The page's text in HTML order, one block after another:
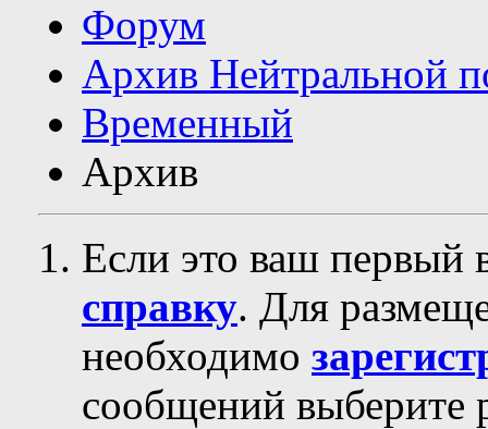
Форум
Архив Нейтральной
Временный
Архив
Если это ваш первый
справку. Для
необходимо
сообщений выберите